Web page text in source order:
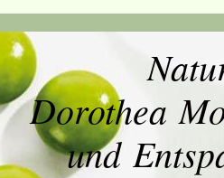
Dorothea
und